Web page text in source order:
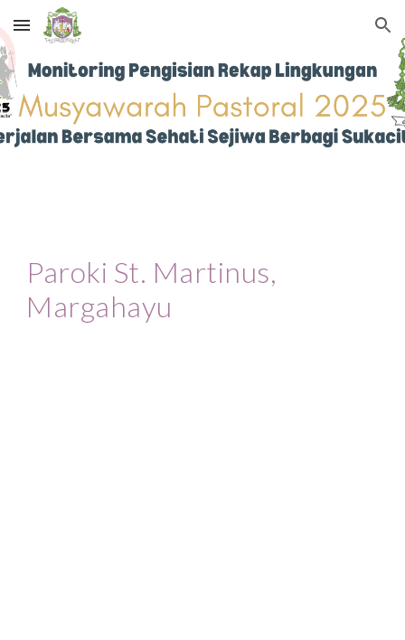
Skip to main content Skip to navigation
Paroki St. Martinus,
Margahayu